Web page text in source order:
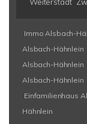
Immo Alsbach-
Alsbach-Hähnlein
Alsbach-Hähnlein
Alsbach-Hähnlein
Einfamilienhaus
Hähnlein